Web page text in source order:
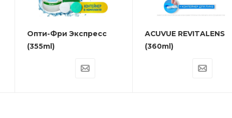
Опти-Фри Экспресс
(355ml)
ACUVUE REVITALENS
(360ml)